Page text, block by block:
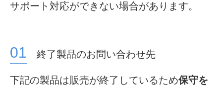
サポート対応ができない場合があります。
終了製品のお問い合わせ先
下記の製品は販売が終了しているため保守を